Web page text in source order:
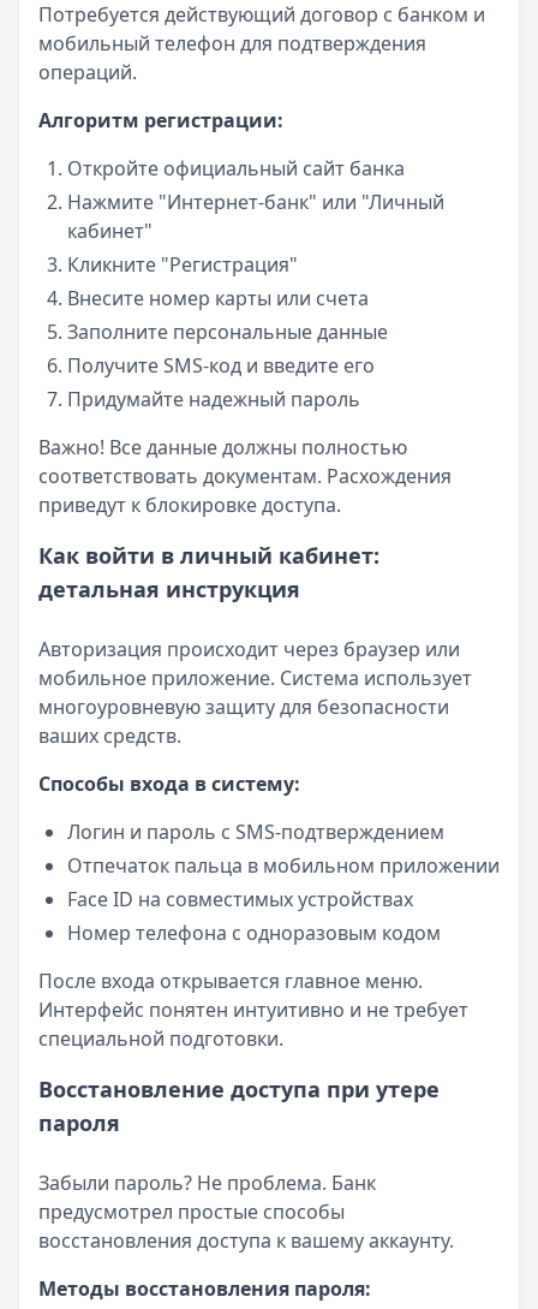
Потребуется действующий договор с банком и
мобильный телефон для подтверждения
операций.
Алгоритм регистрации:
Откройте официальный сайт банка
Нажмите "Интернет-банк" или "Личный
кабинет"
Кликните "Регистрация"
Внесите номер карты или счета
Заполните персональные данные
Получите SMS-код и введите его
Придумайте надежный пароль
Важно! Все данные должны полностью
соответствовать документам. Расхождения
приведут к блокировке доступа.
Как войти в личный кабинет:
детальная инструкция
Авторизация происходит через браузер или
мобильное приложение. Система использует
многоуровневую защиту для безопасности
ваших средств.
Способы входа в систему:
Логин и пароль с SMS-подтверждением
Отпечаток пальца в мобильном приложении
Face ID на совместимых устройствах
Номер телефона с одноразовым кодом
После входа открывается главное меню.
Интерфейс понятен интуитивно и не требует
специальной подготовки.
Восстановление доступа при утере
пароля
Забыли пароль? Не проблема. Банк
предусмотрел простые способы
восстановления доступа к вашему аккаунту.
Методы восстановления пароля: